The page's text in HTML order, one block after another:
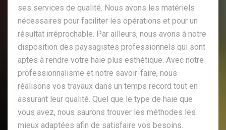
ses services de qualité. Nous avons les matériels
nécessaires pour faciliter les opérations et pour un
résultat irréprochable. Par ailleurs, nous avons à notre
disposition des paysagistes professionnels qui sont
aptes à rendre votre haie plus esthétique. Avec notre
professionnalisme et notre savoir-faire, nous
réalisons vos travaux dans un temps record tout en
assurant leur qualité. Quel que le type de haie que
vous avez, nous saurons trouver les méthodes les
mieux adaptées afin de satisfaire vos besoins.